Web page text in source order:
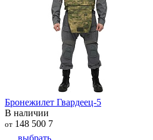
Бронежилет Гвардеец-5
В наличии
от 148 500 7